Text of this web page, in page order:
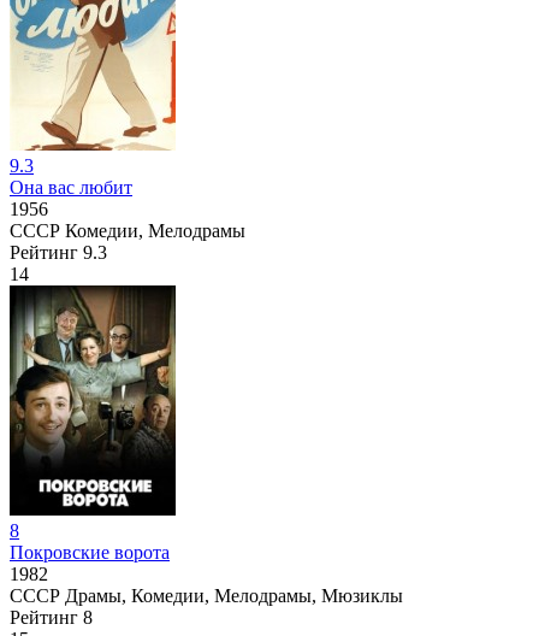
9.3
Она вас любит
1956
СССР Комедии, Мелодрамы
Рейтинг 9.3
14
8
Покровские ворота
1982
СССР Драмы, Комедии, Мелодрамы, Мюзиклы
Рейтинг 8